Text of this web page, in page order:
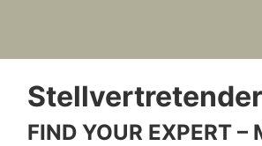
FIND YOUR EXPERT –